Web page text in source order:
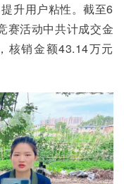
升用户粘性。截至6
赛活动中共计成交金
核销金额43.14万元